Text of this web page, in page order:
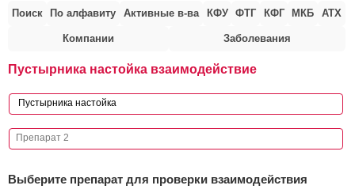
Поиск По алфавиту Активные в-ва КФУ ФТГ КФГ МКБ АТХ
Компании Заболевания
Пустырника настойка взаимодействие
Выберите препарат для проверки взаимодействия